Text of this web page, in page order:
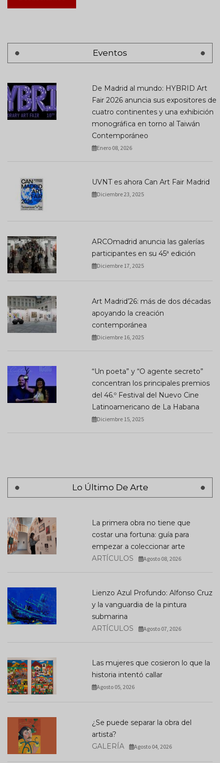
Eventos
De Madrid al mundo: HYBRID Art
Fair 2026 anuncia sus expositores de
cuatro continentes y una exhibición
monográfica en torno al Taiwán
Contemporáneo
Enero 08, 2026
UVNT es ahora Can Art Fair Madrid
Diciembre 23, 2025
ARCOmadrid anuncia las galerías
participantes en su 45ª edición
Diciembre 17, 2025
Art Madrid’26: más de dos décadas
apoyando la creación
contemporánea
Diciembre 16, 2025
“Un poeta” y “O agente secreto”
concentran los principales premios
del 46.º Festival del Nuevo Cine
Latinoamericano de La Habana
Diciembre 15, 2025
Lo Último De Arte
La primera obra no tiene que
costar una fortuna: guía para
empezar a coleccionar arte
ARTÍCULOS
Agosto 08, 2026
Lienzo Azul Profundo: Alfonso Cruz
y la vanguardia de la pintura
submarina
ARTÍCULOS
Agosto 07, 2026
Las mujeres que cosieron lo que la
historia intentó callar
Agosto 05, 2026
¿Se puede separar la obra del
artista?
GALERÍA
Agosto 04, 2026